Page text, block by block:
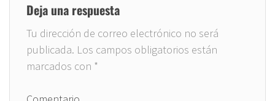
Deja una respuesta
Tu dirección de correo electrónico no será
publicada. Los campos obligatorios están
marcados con *